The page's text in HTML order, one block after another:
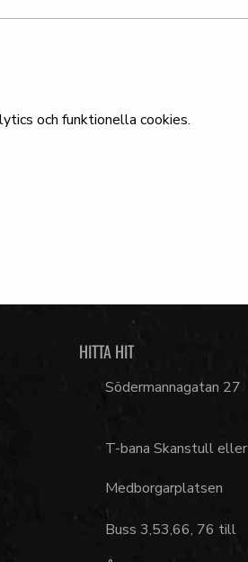
och funktionella cookies.
HITTA HIT
Södermannagatan 27
T-bana Skanstull eller
Medborgarplatsen
Buss 3,53,66, 76 till